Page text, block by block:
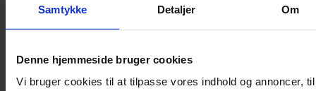
Samtykke Detaljer Om
Denne hjemmeside bruger cookies
Vi bruger cookies til at tilpasse vores indhold og annoncer,
Halsbånd og seler
Halsbånd med lys
Seler / Liner